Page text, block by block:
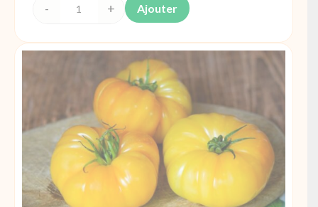
quantité
Torino
France
Ajouter